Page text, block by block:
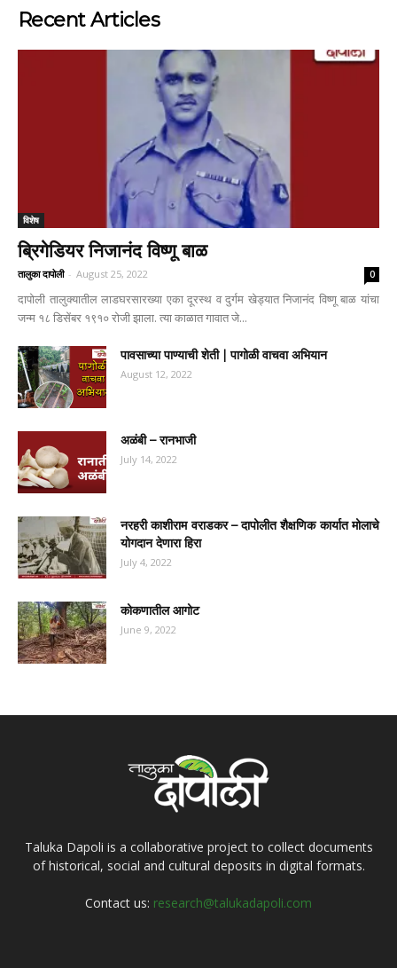
Recent Articles
विशेष
ब्रिगेडियर निजानंद विष्णू बाळ
तालुका दापोली - August 25, 2022 0
दापोली तालुक्यातील लाडघरसारख्या एका दूरस्थ व दुर्गम खेड्यात निजानंद विष्णू बाळ यांचा
जन्म १८ डिसेंबर १९१० रोजी झाला. त्या काळात गावात जे...
पावसाच्या पाण्याची शेती | पागोळी वाचवा अभियान
August 12, 2022
अळंबी – रानभाजी
July 14, 2022
नरहरी काशीराम वराडकर – दापोलीत शैक्षणिक कार्यात मोलाचे
योगदान देणारा हिरा
July 4, 2022
कोकणातील आगोट
June 9, 2022
Taluka Dapoli is a collaborative project to collect documents
of historical, social and cultural deposits in digital formats.
Contact us: research@talukadapoli.com